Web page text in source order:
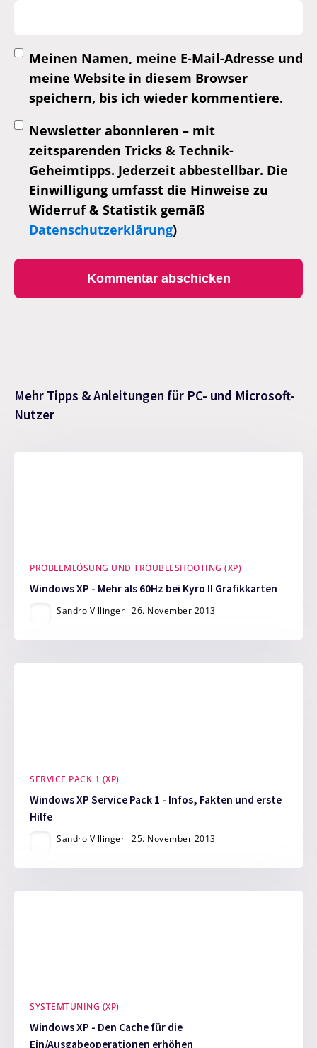
Meinen Namen, meine E-Mail-Adresse und
meine Website in diesem Browser
speichern, bis ich wieder kommentiere.
Newsletter abonnieren – mit
zeitsparenden Tricks & Technik-
Geheimtipps. Jederzeit abbestellbar. Die
Einwilligung umfasst die Hinweise zu
Widerruf & Statistik gemäß
Datenschutzerklärung)
Mehr Tipps & Anleitungen für PC- und Microsoft-
Nutzer
PROBLEMLÖSUNG UND TROUBLESHOOTING (XP)
Windows XP - Mehr als 60Hz bei Kyro II Grafikkarten
Sandro Villinger 26. November 2013
SERVICE PACK 1 (XP)
Windows XP Service Pack 1 - Infos, Fakten und erste
Hilfe
Sandro Villinger 25. November 2013
SYSTEMTUNING (XP)
Windows XP - Den Cache für die
Ein/Ausgabeoperationen erhöhen